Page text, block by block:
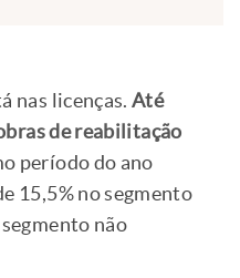
nas licenças.Até
de reabilitação
período do ano
15,5% no segmento
não